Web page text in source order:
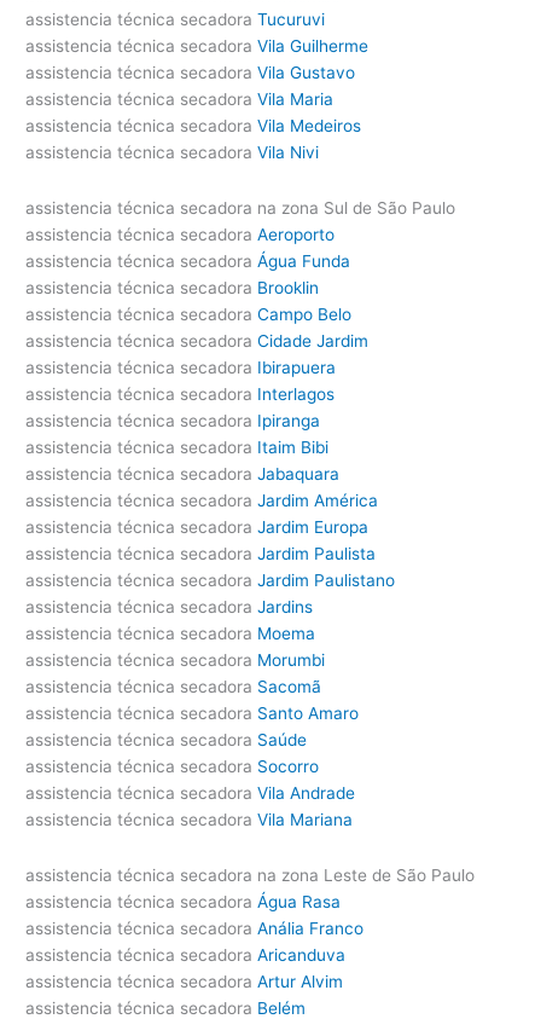
assistencia técnica secadora Tucuruvi
assistencia técnica secadora Vila Guilherme
assistencia técnica secadora Vila Gustavo
assistencia técnica secadora Vila Maria
assistencia técnica secadora Vila Medeiros
assistencia técnica secadora Vila Nivi
assistencia técnica secadora na zona Sul de São Paulo
assistencia técnica secadora Aeroporto
assistencia técnica secadora Água Funda
assistencia técnica secadora Brooklin
assistencia técnica secadora Campo Belo
assistencia técnica secadora Cidade Jardim
assistencia técnica secadora Ibirapuera
assistencia técnica secadora Interlagos
assistencia técnica secadora Ipiranga
assistencia técnica secadora Itaim Bibi
assistencia técnica secadora Jabaquara
assistencia técnica secadora Jardim América
assistencia técnica secadora Jardim Europa
assistencia técnica secadora Jardim Paulista
assistencia técnica secadora Jardim Paulistano
assistencia técnica secadora Jardins
assistencia técnica secadora Moema
assistencia técnica secadora Morumbi
assistencia técnica secadora Sacomã
assistencia técnica secadora Santo Amaro
assistencia técnica secadora Saúde
assistencia técnica secadora Socorro
assistencia técnica secadora Vila Andrade
assistencia técnica secadora Vila Mariana
assistencia técnica secadora na zona Leste de São Paulo
assistencia técnica secadora Água Rasa
assistencia técnica secadora Anália Franco
assistencia técnica secadora Aricanduva
assistencia técnica secadora Artur Alvim
assistencia técnica secadora Belém